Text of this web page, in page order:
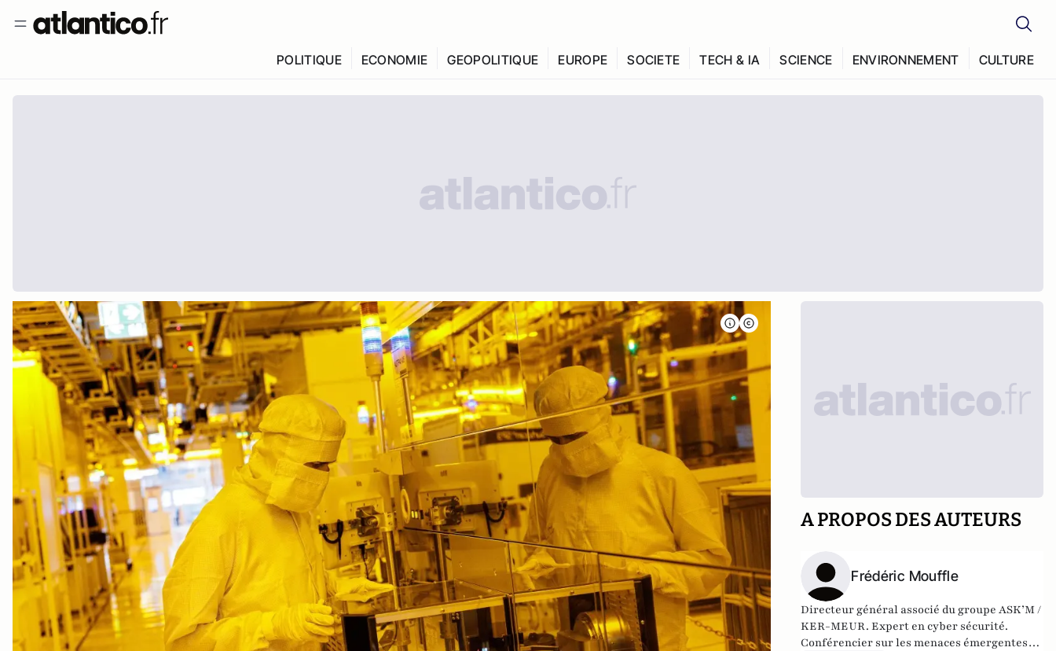
POLITIQUE ECONOMIE GEOPOLITIQUE EUROPE SOCIETE TECH & IA SCIENCE ENVIRONNEMENT CULTURE
A PROPOS DES AUTEURS
Frédéric Mouffle
Directeur général associé du groupe ASK’M /
KER-MEUR. Expert en cyber sécurité.
Conférencier sur les menaces émergentes,